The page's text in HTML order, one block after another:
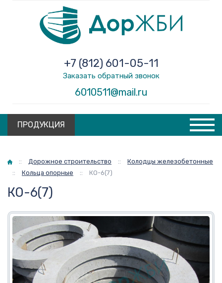
6010511@mail.ru
+7 (812) 601-05-11
Заказать обратный звонок
ПРОДУКЦИЯ
Главная
:: Дорожное строительство ::
Колодцы железобетонные
::
Кольца опорные :: КО-6(7)
КО-6(7)